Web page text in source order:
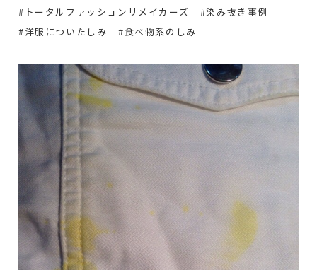
#トータルファッションリメイカーズ
#染み抜き事例
#洋服についたしみ
#食べ物系のしみ